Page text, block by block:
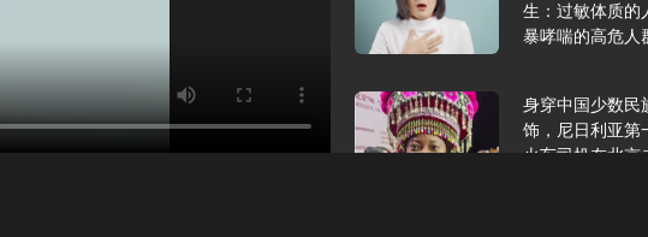
生：过敏体质的
暴哮喘的高危人
身穿中国少数民
饰，尼日利亚第
火车司机在北京